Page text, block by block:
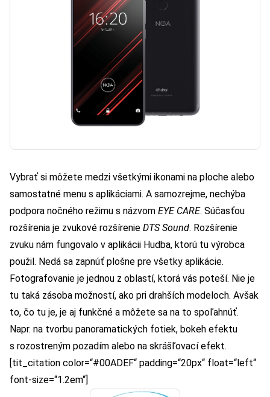
Vybrať si môžete medzi všetkými ikonami na ploche alebo
samostatné menu s aplikáciami. A samozrejme, nechýba
podpora nočného režimu s názvom EYE CARE. Súčasťou
rozšírenia je zvukové rozšírenie DTS Sound. Rozšírenie
zvuku nám fungovalo v aplikácii Hudba, ktorú tu výrobca
použil. Nedá sa zapnúť plošne pre všetky aplikácie.
Fotografovanie je jednou z oblastí, ktorá vás poteší. Nie je
tu taká zásoba možností, ako pri drahších modeloch. Avšak
to, čo tu je, je aj funkčné a môžete sa na to spoľahnúť.
Napr. na tvorbu panoramatických fotiek, bokeh efektu
s rozostreným pozadím alebo na skrášľovací efekt.
[tit_citation color=“#00ADEF“ padding=“20px“ float=“left“
font-size=“1.2em“]